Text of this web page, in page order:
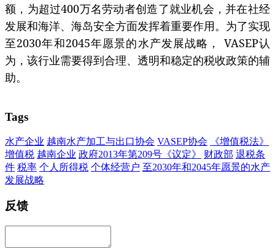
额，为超过400万名劳动者创造了就业机会，并在社经
发展和海洋、海岛安全方面发挥着重要作用。为了实现
至2030年和2045年愿景的水产发展战略， VASEP认
为，该行业需要得到合理、透明和稳定的税收政策的辅
助。
Tags
水产企业 越南水产加工与出口协会 VASEP协会
《增值税法》
增值税 越南企业 政府2013年第209号《议定》 财政部 退税条
件 税率 个人所得税 个体经营户 至2030年和2045年愿景的水产
发展战略
反馈